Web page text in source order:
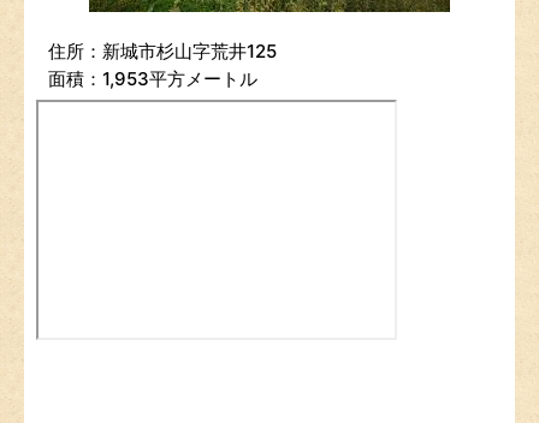
住所：新城市杉山字荒井125
面積：1,953平方メートル